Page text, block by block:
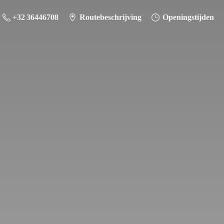
+32 36446708 Routebeschrijving Openingstijden